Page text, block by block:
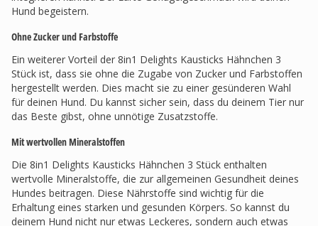
Hund begeistern.
Ohne Zucker und Farbstoffe
Ein weiterer Vorteil der 8in1 Delights Kausticks Hähnchen 3
Stück ist, dass sie ohne die Zugabe von Zucker und Farbstoffen
hergestellt werden. Dies macht sie zu einer gesünderen Wahl
für deinen Hund. Du kannst sicher sein, dass du deinem Tier nur
das Beste gibst, ohne unnötige Zusatzstoffe.
Mit wertvollen Mineralstoffen
Die 8in1 Delights Kausticks Hähnchen 3 Stück enthalten
wertvolle Mineralstoffe, die zur allgemeinen Gesundheit deines
Hundes beitragen. Diese Nährstoffe sind wichtig für die
Erhaltung eines starken und gesunden Körpers. So kannst du
deinem Hund nicht nur etwas Leckeres, sondern auch etwas